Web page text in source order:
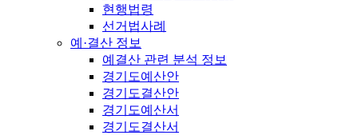
현행법령
선거법사례
예·결산 정보
예결산 관련 분석 정보
경기도예산안
경기도결산안
경기도예산서
경기도결산서